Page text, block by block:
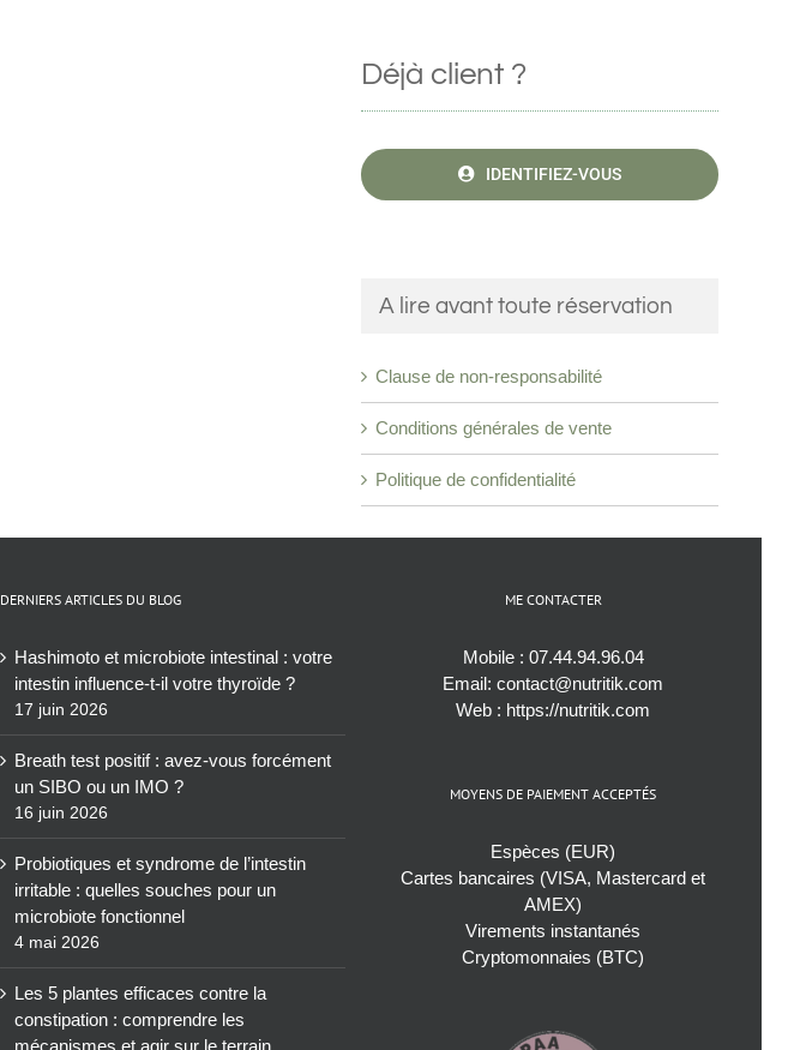
Déjà client ?
IDENTIFIEZ-VOUS
A lire avant toute réservation
Clause de non-responsabilité
Conditions générales de vente
Politique de confidentialité
DERNIERS ARTICLES DU BLOG
Hashimoto et microbiote intestinal : votre
intestin influence-t-il votre thyroïde ?
17 juin 2026
Breath test positif : avez-vous forcément
un SIBO ou un IMO ?
16 juin 2026
Probiotiques et syndrome de l’intestin
irritable : quelles souches pour un
microbiote fonctionnel
4 mai 2026
Les 5 plantes efficaces contre la
constipation : comprendre les
mécanismes et agir sur le terrain
ME CONTACTER
Mobile : 07.44.94.96.04
Email:contact@nutritik.com
Web : https://nutritik.com
MOYENS DE PAIEMENT ACCEPTÉS
Espèces (EUR)
Cartes bancaires (VISA, Mastercard et
AMEX)
Virements instantanés
Cryptomonnaies (BTC)